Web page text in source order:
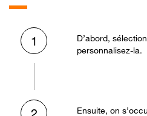
1
D’abord,
personnalisez-la.
Ensuite, on